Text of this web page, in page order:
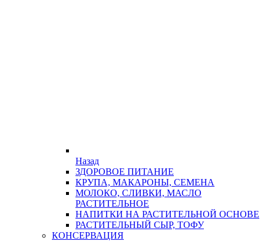
Назад
ЗДОРОВОЕ ПИТАНИЕ
КРУПА, МАКАРОНЫ, СЕМЕНА
МОЛОКО, СЛИВКИ, МАСЛО
РАСТИТЕЛЬНОЕ
НАПИТКИ НА РАСТИТЕЛЬНОЙ ОСНОВЕ
РАСТИТЕЛЬНЫЙ СЫР, ТОФУ
КОНСЕРВАЦИЯ